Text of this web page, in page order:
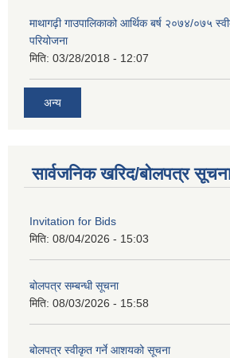
माथागढ़ी गाउपालिकाको आर्थिक बर्ष २०७४/०७५
परियोजना
मिति: 03/28/2018 - 12:07
अन्य
सार्वजनिक खरिद/बोलपत्र
Invitation for Bids
मिति: 08/04/2026 - 15:03
बोलपत्र सम्बन्धी सूचना
मिति: 08/03/2026 - 15:58
बोलपत्र स्वीकृत गर्ने आशयको सूचना